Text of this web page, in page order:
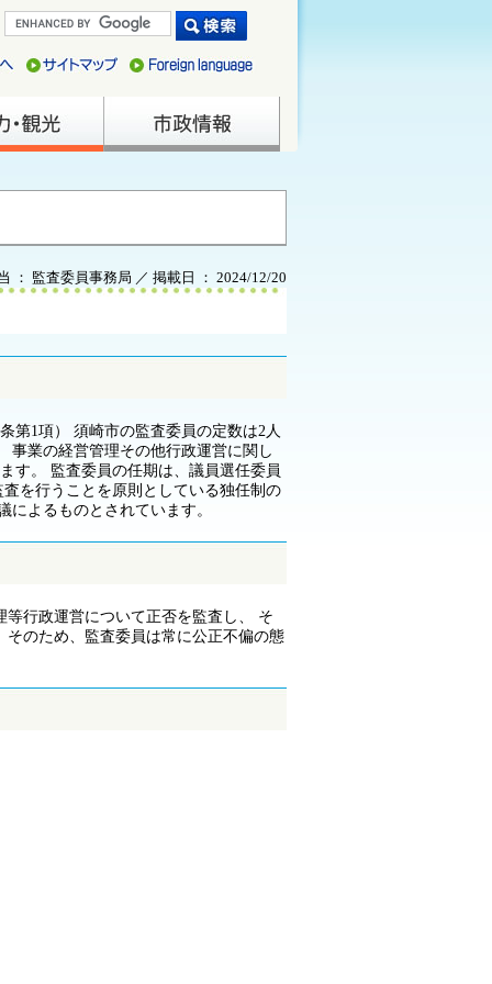
： 監査委員事務局 ／ 掲載日 ： 2024/12/20
第1項） 須崎市の監査委員の定数は2人
事業の経営管理その他行政運営に関し
す。 監査委員の任期は、議員選任委員
を行うことを原則としている独任制の
よるものとされています。
行政運営について正否を監査し、 そ
のため、監査委員は常に公正不偏の態